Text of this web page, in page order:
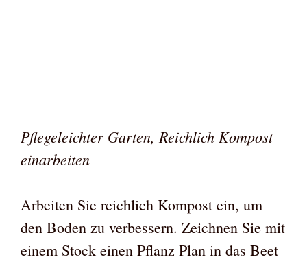
Pflegeleichter Garten, Reichlich Kompost
einarbeiten
Arbeiten Sie reichlich Kompost ein, um
den Boden zu verbessern. Zeichnen Sie mit
einem Stock einen Pflanz Plan in das Beet